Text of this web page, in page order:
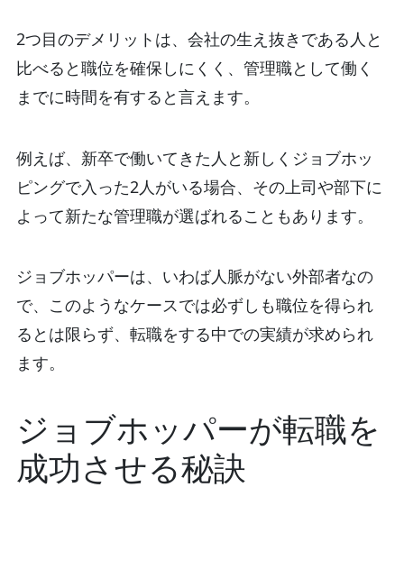
2つ目のデメリットは、会社の生え抜きである人と
比べると職位を確保しにくく、管理職として働く
までに時間を有すると言えます。
例えば、新卒で働いてきた人と新しくジョブホッ
ピングで入った2人がいる場合、その上司や部下に
よって新たな管理職が選ばれることもあります。
ジョブホッパーは、いわば人脈がない外部者なの
で、このようなケースでは必ずしも職位を得られ
るとは限らず、転職をする中での実績が求められ
ます。
ジョブホッパーが転職を
成功させる秘訣